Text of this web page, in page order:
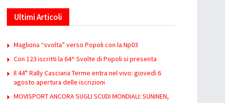
Ultimi Articoli
Magliona “svolta” verso Popoli con la Np03
Con 123 iscritti la 64^ Svolte di Popoli si presenta
Il 44° Rally Casciana Terme entra nel vivo: giovedì 6
agosto apertura delle iscrizioni
MOVISPORT ANCORA SUGLI SCUDI MONDIALI: SUNINEN,